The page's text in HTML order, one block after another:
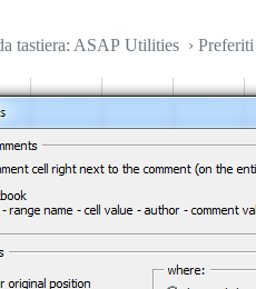
tastiera: ASAP Utilities › Preferiti